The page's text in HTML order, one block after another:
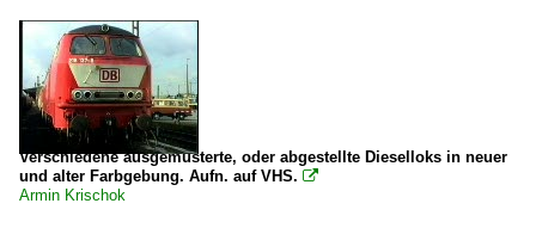
Deutschland
Bahnbetriebswerke
Bw Hagen
Dieselloks | 92 80
Alle Jahre
2000
2004
2007
Verschiedene ausgemusterte, oder abgestellte Dieselloks in neuer
und alter Farbgebung. Aufn. auf VHS. 
Armin Krischok